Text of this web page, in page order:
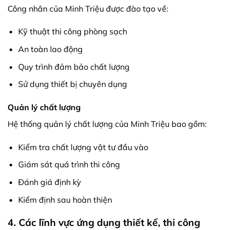
Công nhân của Minh Triệu được đào tạo về:
Kỹ thuật thi công phòng sạch
An toàn lao động
Quy trình đảm bảo chất lượng
Sử dụng thiết bị chuyên dụng
Quản lý chất lượng
Hệ thống quản lý chất lượng của Minh Triệu bao gồm:
Kiểm tra chất lượng vật tư đầu vào
Giám sát quá trình thi công
Đánh giá định kỳ
Kiểm định sau hoàn thiện
4. Các lĩnh vực ứng dụng thiết kế, thi công